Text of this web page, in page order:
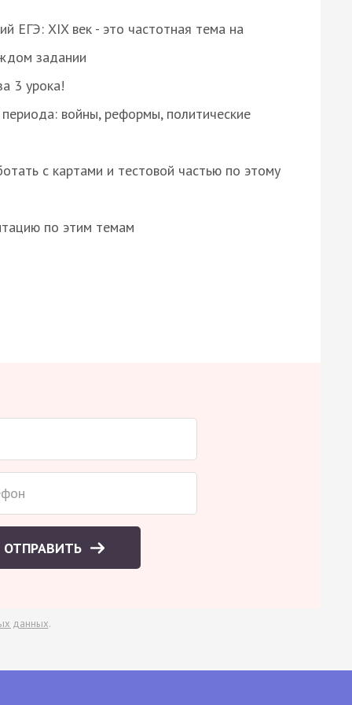
ЕГЭ: XIX век - это частотная тема на
задании
3 урока!
войны, реформы, политические
с картами и тестовой частью по этому
по этим темам
ОТПРАВИТЬ
данных.